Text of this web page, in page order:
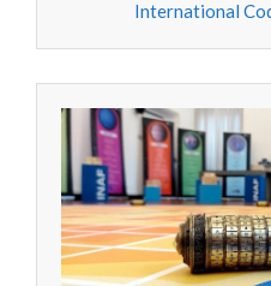
International